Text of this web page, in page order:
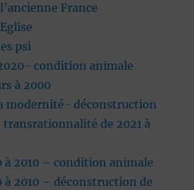
France
psi
condition animale
à 2000
modernité- déconstruction
transrationnalité de 2021 à
à 2010 – condition animale
à 2010 – déconstruction de